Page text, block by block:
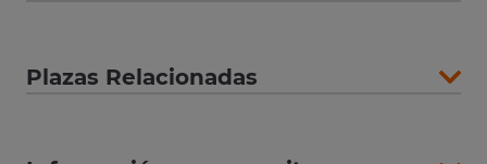
Plazas Relacionadas